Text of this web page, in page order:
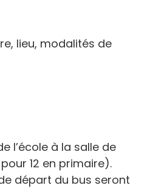
lieu, modalités de
l’école à la salle de
12 en primaire).
départ du bus seront